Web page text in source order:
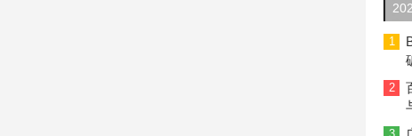
长
1
2